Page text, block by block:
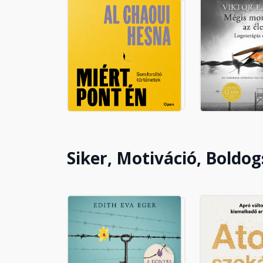
Siker, Motiváció,